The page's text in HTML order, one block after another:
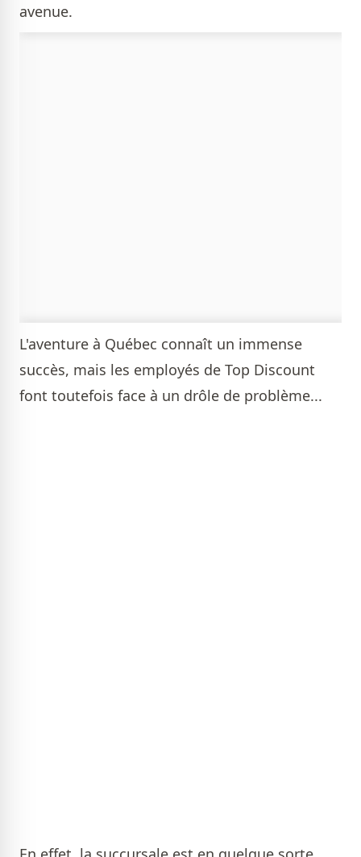
avenue.
L'aventure à Québec connaît un immense
succès, mais les employés de Top Discount
font toutefois face à un drôle de problème...